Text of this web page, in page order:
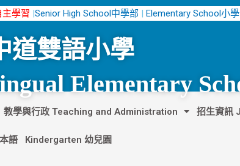
主學習 |Senior High School中學部 | Elementary School小
道雙語小學
Elementary
教學與行政 Teaching and Administration 招生資訊
語 Kindergarten 幼兒園